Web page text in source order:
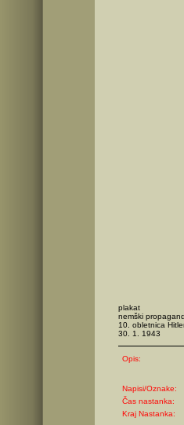
plakat
nemški
10. obletnica
30. 1. 1943
Opis:
Napisi/Oznake:
Čas nastanka:
Kraj Nastanka: